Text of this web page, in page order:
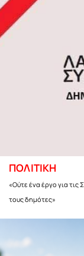
ΠΟΛΙΤΙΚΗ
«Ούτε ένα έργο για τις
τους δημότες»